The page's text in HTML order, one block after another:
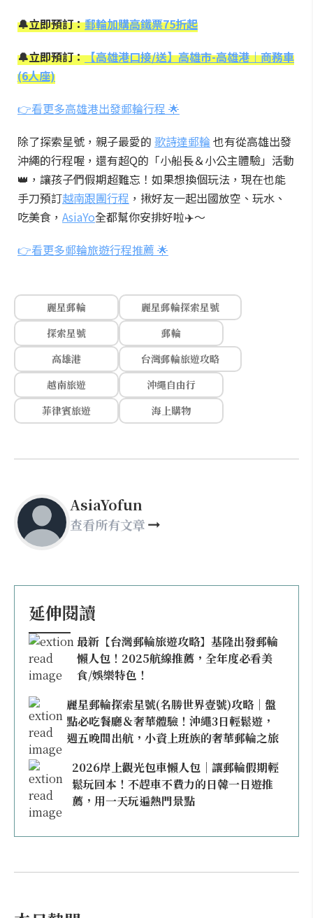
🔔立即預訂：郵輪加購高鐵票75折起
🔔立即預訂：【高雄港口接/送】高雄市-高雄港｜商務車
(6人座)
👉看更多高雄港出發郵輪行程 🌟
除了探索星號，親子最愛的 歌詩達郵輪 也有從高雄出發
沖繩的行程喔，還有超Q的「小船長＆小公主體驗」活動
👑，讓孩子們假期超難忘！如果想換個玩法，現在也能
手刀預訂越南跟團行程 ，揪好友一起出國放空、玩水、
吃美食， AsiaYo全都幫你安排好啦✈️～
👉看更多郵輪旅遊行程推薦 🌟
麗星郵輪
麗星郵輪探索星號
探索星號
郵輪
高雄港
台灣郵輪旅遊攻略
越南旅遊
沖繩自由行
菲律賓旅遊
海上購物
AsiaYofun
查看所有文章
延伸閱讀
最新【台灣郵輪旅遊攻略】基隆出發郵輪
懶人包！2025航線推薦，全年度必看美
食/娛樂特色！
麗星郵輪探索星號(名勝世界壹號)攻略｜盤
點必吃餐廳＆奢華體驗！沖繩3日輕鬆遊，
週五晚間出航，小資上班族的奢華郵輪之旅
2026岸上觀光包車懶人包｜讓郵輪假期輕
鬆玩回本！不趕車不費力的日韓一日遊推
薦，用一天玩遍熱門景點